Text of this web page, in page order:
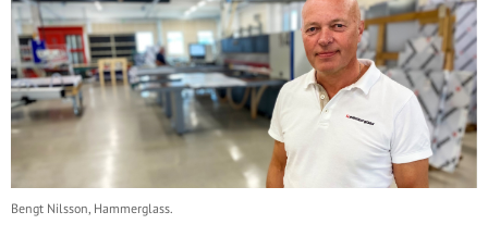
Bengt Nilsson, Hammerglass.